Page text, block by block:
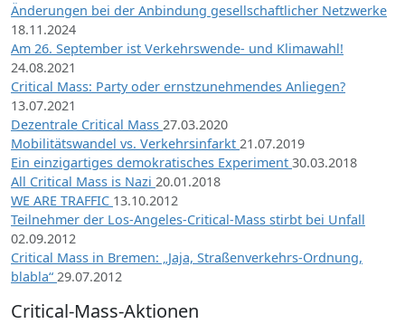
Änderungen bei der Anbindung gesellschaftlicher Netzwerke
18.11.2024
Am 26. September ist Verkehrswende- und Klimawahl!
24.08.2021
Critical Mass: Party oder ernstzunehmendes Anliegen?
13.07.2021
Dezentrale Critical Mass 27.03.2020
Mobilitätswandel vs. Verkehrsinfarkt 21.07.2019
Ein einzigartiges demokratisches Experiment 30.03.2018
All Critical Mass is Nazi 20.01.2018
WE ARE TRAFFIC 13.10.2012
Teilnehmer der Los-Angeles-Critical-Mass stirbt bei Unfall
02.09.2012
Critical Mass in Bremen: „Jaja, Straßenverkehrs-Ordnung,
blabla“ 29.07.2012
Critical-Mass-Aktionen